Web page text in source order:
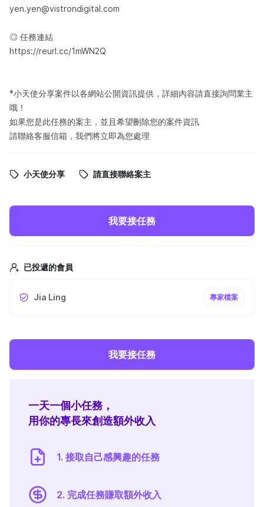
yen.yen@vistrondigital.com
◎ 任務連結
https://reurl.cc/1mWN2Q
*小天使分享案件以各網站公開資訊提供，詳細內容請直接詢問業主
哦！
如果您是此任務的案主，並且希望刪除您的案件資訊
請聯絡客服信箱，我們將立即為您處理
小天使分享 請直接聯絡案主
我要接任務
已投遞的會員
Jia Ling 專家檔案
我要接任務
一天一個小任務，
用你的專長來創造額外收入
1. 接取自己感興趣的任務
2. 完成任務賺取額外收入